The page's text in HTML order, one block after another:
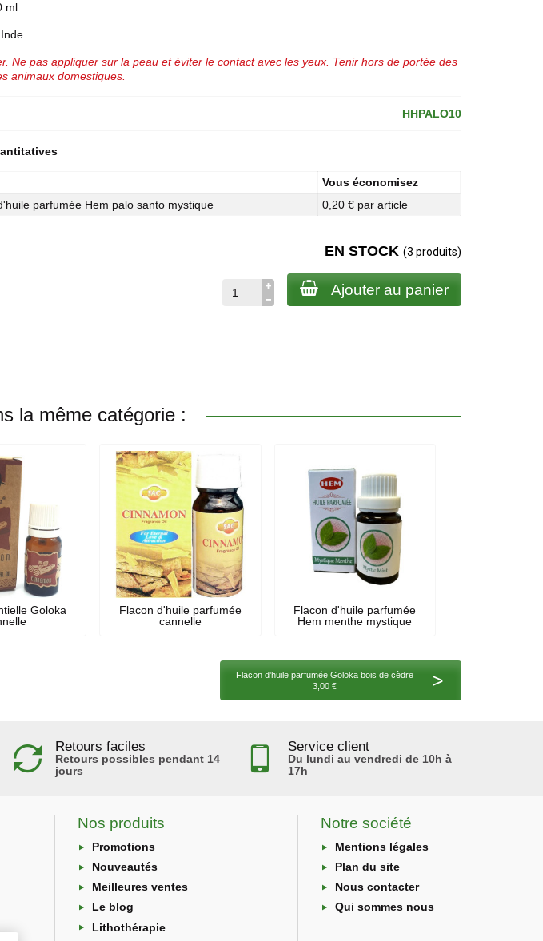
ml
Ne pas appliquer sur la peau et éviter le contact avec les yeux. Tenir hors de portée des
animaux domestiques.
HHPALO10
Vous économisez
parfumée Hem palo santo mystique
0,20 € par article
EN STOCK (3 produits)
Ajouter au panier
la même catégorie :
Goloka
Flacon d'huile parfumée
cannelle
Flacon d'huile parfumée
Hem menthe mystique
Flacon d'huile parfumée Goloka bois de cèdre
3,00 €
>
Retours faciles
Retours possibles pendant 14
jours
Service client
Du lundi au vendredi de 10h à
17h
Nos produits
Promotions
Nouveautés
Meilleures ventes
Le blog
Lithothérapie
Notre société
Mentions légales
Plan du site
Nous contacter
Qui sommes nous